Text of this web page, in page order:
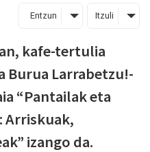
Entzun Itzuli
kafe-tertulia
Burua Larrabetzu!-
“Pantailak eta
Arriskuak,
izango da.